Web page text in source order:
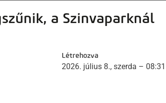
a Szinvaparknál
Létrehozva
2026. július 8., szerda – 08:31